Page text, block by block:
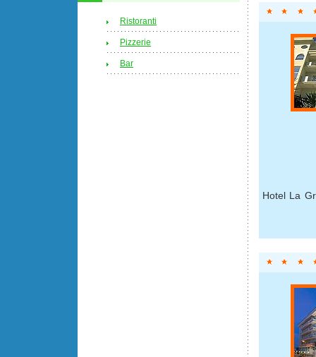
Hotel La
Ristoranti
Pizzerie
Bar